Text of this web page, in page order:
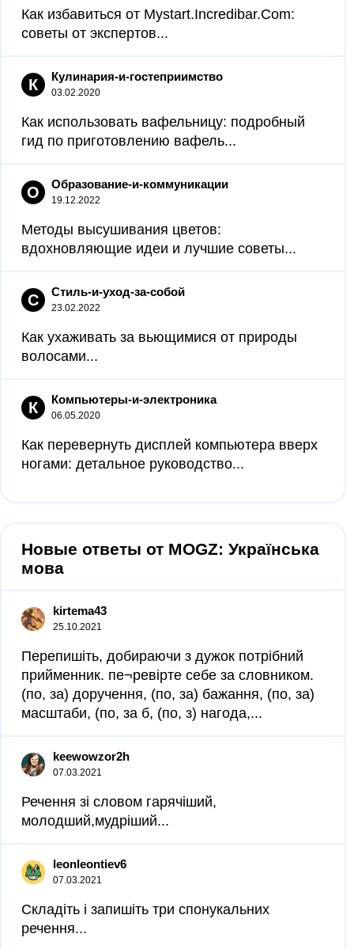
Как избавиться от Mystart.Incredibar.Com:
советы от экспертов...
К Кулинария-и-гостеприимство
03.02.2020
Как использовать вафельницу: подробный
гид по приготовлению вафель...
О Образование-и-коммуникации
19.12.2022
Методы высушивания цветов:
вдохновляющие идеи и лучшие советы...
С Стиль-и-уход-за-собой
23.02.2022
Как ухаживать за вьющимися от природы
волосами...
К Компьютеры-и-электроника
06.05.2020
Как перевернуть дисплей компьютера вверх
ногами: детальное руководство...
Новые ответы от MOGZ: Українська
мова
kirtema43
25.10.2021
Перепишіть, добираючи з дужок потрібний
прийменник. пе¬ревірте себе за словником.
(по, за) доручення, (по, за) бажання, (по, за)
масштаби, (по, за б, (по, з) нагода,...
keewowzor2h
07.03.2021
Речення зі словом гарячіший,
молодший,мудріший...
leonleontiev6
07.03.2021
Складіть і запишіть три спонукальних
речення...